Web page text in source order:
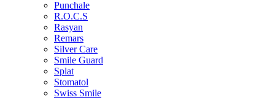
Punchale
R.O.C.S
Rasyan
Remars
Silver Care
Smile Guard
Splat
Stomatol
Swiss Smile